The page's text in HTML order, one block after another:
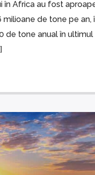
în Africa au fost
de tone pe an,
de tone anual în ultimul